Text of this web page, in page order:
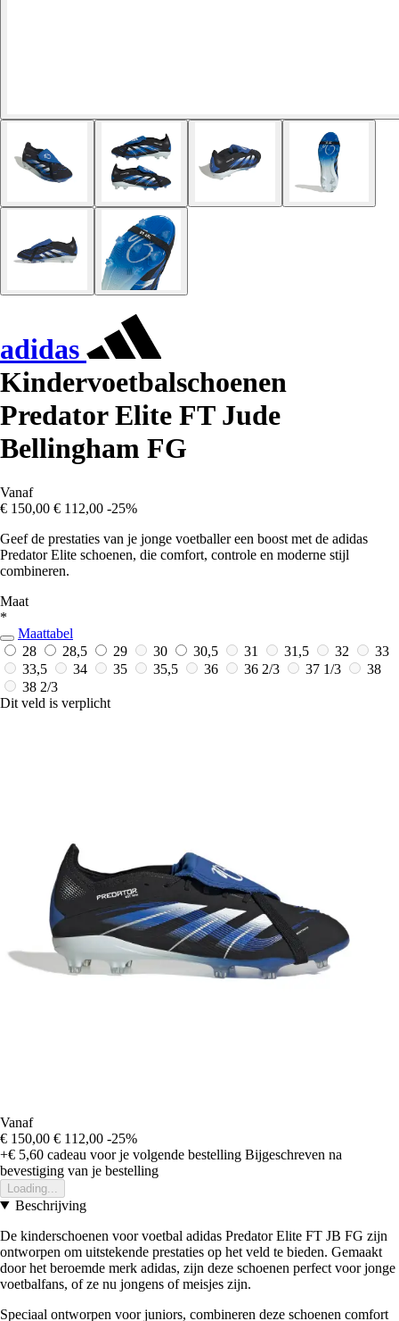
adidas
Kindervoetbalschoenen
Predator Elite FT Jude
Bellingham FG
Vanaf
€ 150,00 € 112,00 -25%
Geef de prestaties van je jonge voetballer een boost met de adidas
Predator Elite schoenen, die comfort, controle en moderne stijl
combineren.
Maat
*
Maattabel
28
28,5 29 30 30,5 31 31,5 32
33
33,5
34 35 35,5 36 36 2/3 37 1/3
38
38 2/3
Dit veld is verplicht
Vanaf
€ 150,00 € 112,00 -25%
+€ 5,60 cadeau voor je volgende bestelling Bijgeschreven na
bevestiging van je bestelling
Loading...
Beschrijving
De kinderschoenen voor voetbal adidas Predator Elite FT JB FG zijn
ontworpen om uitstekende prestaties op het veld te bieden. Gemaakt
door het beroemde merk adidas, zijn deze schoenen perfect voor jonge
voetbalfans, of ze nu jongens of meisjes zijn.
Speciaal ontworpen voor juniors, combineren deze schoenen comfort